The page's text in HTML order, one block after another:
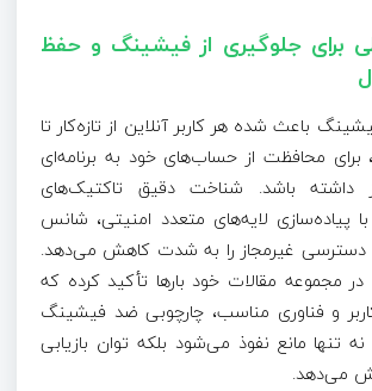
برای جلوگیری از فیشینگ و حفظ
باعث شده هر کاربر آنلاین از تازه‌کار تا
برای محافظت از حساب‌های خود به برنامه‌ای
داشته باشد. شناخت دقیق تاکتیک‌های
پیاده‌سازی لایه‌های متعدد امنیتی، شانس
دسترسی غیرمجاز را به شدت کاهش می‌دهد.
مجموعه مقالات خود بارها تأکید کرده که
و فناوری مناسب، چارچوبی ضد فیشینگ
تنها مانع نفوذ می‌شود بلکه توان بازیابی
می‌دهد.